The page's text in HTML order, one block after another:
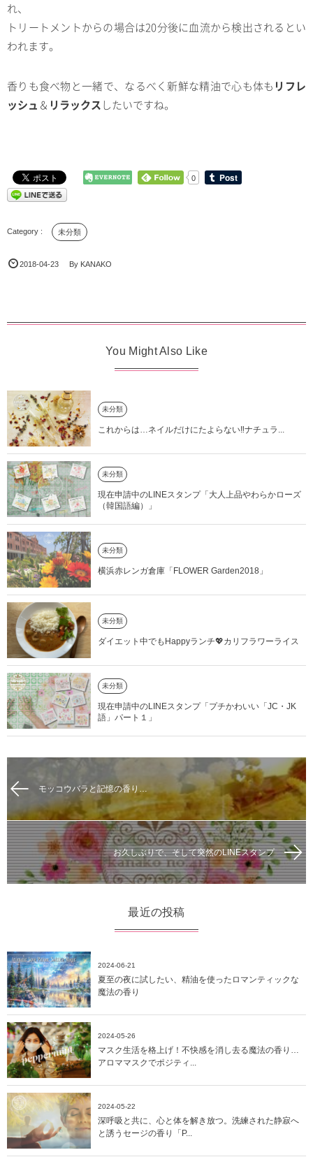
れ、
トリートメントからの場合は20分後に血流から検出されるとい
われます。
香りも食べ物と一緒で、なるべく新鮮な精油で心も体も リフレ
ッシュ ＆ リラックスしたいですね。
0
未分類
2018-04-23 By KANAKO
You Might Also Like
未分類
これからは…ネイルだけにたよらない‼️ナチュラ...
未分類
現在申請中のLINEスタンプ「大人上品やわらかローズ
（韓国語編）」
未分類
横浜赤レンガ倉庫「FLOWER Garden2018」
未分類
ダイエット中でもHappyランチ💖カリフラワーライス
未分類
現在申請中のLINEスタンプ「プチかわいい「JC・JK
語」パート１」
モッコウバラと記憶の香り…
お久しぶりで、そして突然のLINEスタンプ
最近の投稿
2024-06-21
夏至の夜に試したい、精油を使ったロマンティックな
魔法の香り
2024-05-26
マスク生活を格上げ！不快感を消し去る魔法の香り…
アロママスクでポジティ...
2024-05-22
深呼吸と共に、心と体を解き放つ。洗練された静寂へ
と誘うセージの香り「P...